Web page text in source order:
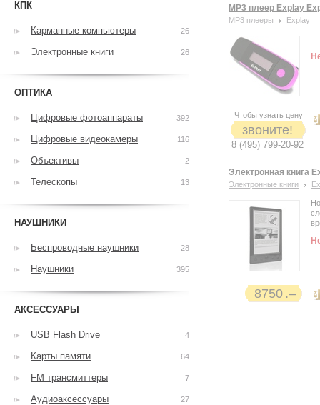
MP3 плеер Explay
MP3 плееры Explay
Чтобы узнать цену
звоните!
8 (495) 799-20-92
Электронная книга
Электронные книги
8750
КПК
Карманные компьютеры 26
Электронные книги 26
ОПТИКА
Цифровые фотоаппараты 392
Цифровые видеокамеры 116
Объективы 2
Телескопы 13
НАУШНИКИ
Беспроводные наушники 28
Наушники 395
АКСЕССУАРЫ
USB Flash Drive 4
Карты памяти 64
FM трансмиттеры 7
Аудиоаксессуары 27